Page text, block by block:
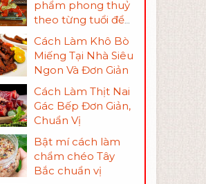
phẩm phong thuỷ
theo từng tuổi để
thu hút tài lộc
Cách Làm Khô Bò
Miếng Tại Nhà Siêu
Ngon Và Đơn Giản
Cách Làm Thịt Nai
Gác Bếp Đơn Giản,
Chuẩn Vị
Bật mí cách làm
chẩm chéo Tây
Bắc chuẩn vị